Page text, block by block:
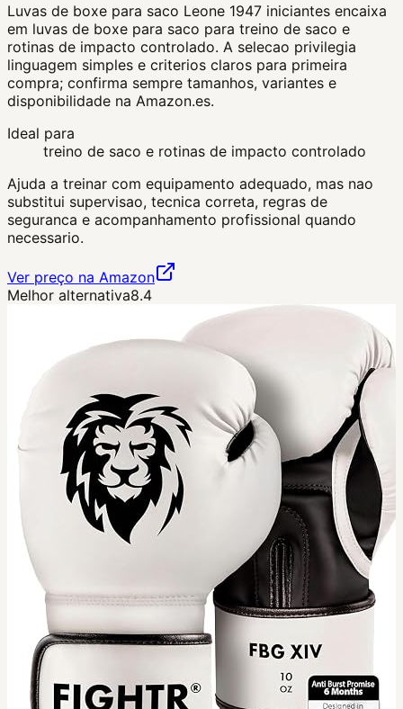
Luvas de boxe para saco Leone 1947 iniciantes encaixa
em luvas de boxe para saco para treino de saco e
rotinas de impacto controlado. A selecao privilegia
linguagem simples e criterios claros para primeira
compra; confirma sempre tamanhos, variantes e
disponibilidade na Amazon.es.
Ideal para
treino de saco e rotinas de impacto controlado
Ajuda a treinar com equipamento adequado, mas nao
substitui supervisao, tecnica correta, regras de
seguranca e acompanhamento profissional quando
necessario.
Ver preço na Amazon
Melhor alternativa8.4